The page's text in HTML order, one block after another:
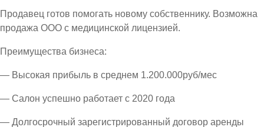
Продавец готов помогать новому собственнику. Возможна
продажа ООО с медицинской лицензией.
Преимущества бизнеса:
— Высокая прибыль в среднем 1.200.000руб/мес
— Салон успешно работает с 2020 года
— Долгосрочный зарегистрированный договор аренды